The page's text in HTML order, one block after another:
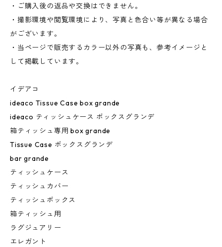
・ご購入後の返品や交換はできません。
・撮影環境や閲覧環境により、写真と色合い等が異なる場合
がございます。
・当ページで販売するカラー以外の写真も、参考イメージと
して掲載しています。
イデアコ
ideaco Tissue Case box grande
ideaco ティッシュケース ボックスグランデ
箱ティッシュ専用 box grande
Tissue Case ボックスグランデ
bar grande
ティッシュケース
ティッシュカバー
ティッシュボックス
箱ティッシュ用
ラグジュアリー
エレガント